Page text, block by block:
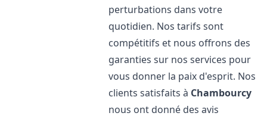
perturbations dans votre
quotidien. Nos tarifs sont
compétitifs et nous offrons des
garanties sur nos services pour
vous donner la paix d'esprit. Nos
clients satisfaits à Chambourcy
nous ont donné des avis